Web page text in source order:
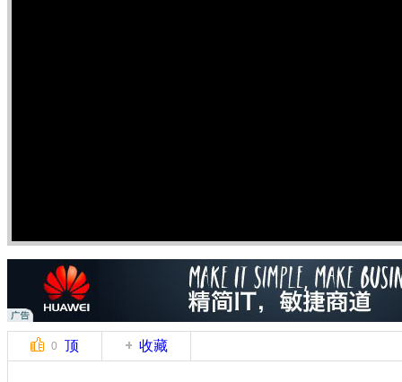
0 顶 收藏